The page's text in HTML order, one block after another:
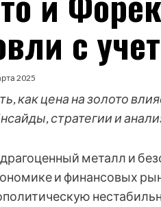
с
2025
как цена на золото
стратегии и
металл и
и финансовых